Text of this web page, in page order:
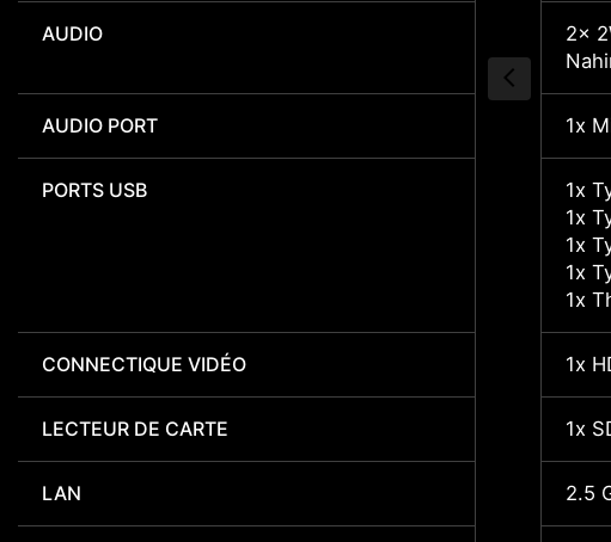
AUDIO
2x
AUDIO PORT 1x
PORTS USB
1x
1x
1x
1x
1x
CONNECTIQUE VIDÉO 1x
LECTEUR DE CARTE 1x
LAN 2.5